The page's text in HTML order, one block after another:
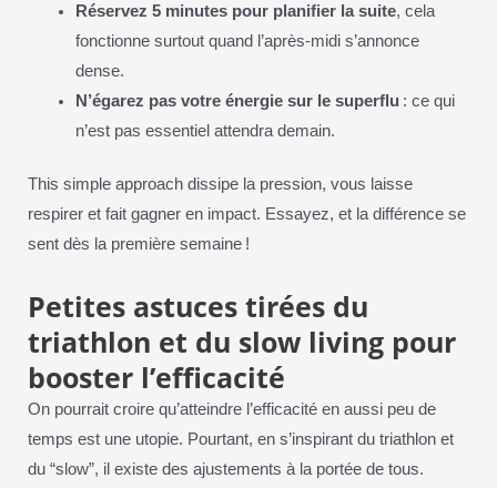
Réservez 5 minutes pour planifier la suite, cela
fonctionne surtout quand l’après-midi s’annonce
dense.
N’égarez pas votre énergie sur le superflu : ce qui
n’est pas essentiel attendra demain.
This simple approach dissipe la pression, vous laisse
respirer et fait gagner en impact. Essayez, et la différence se
sent dès la première semaine !
Petites astuces tirées du
triathlon et du slow living pour
booster l’efficacité
On pourrait croire qu’atteindre l’efficacité en aussi peu de
temps est une utopie. Pourtant, en s’inspirant du triathlon et
du “slow”, il existe des ajustements à la portée de tous.